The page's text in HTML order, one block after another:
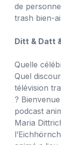
de
trash bien-
Ditt & Datt
Quelle
Quel
télévision
?
podcast
Maria